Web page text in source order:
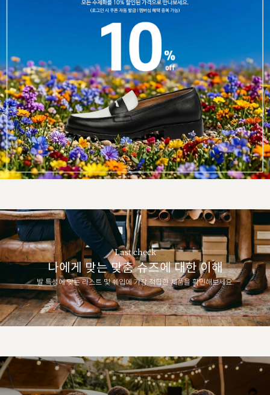
Last check
나에게 맞는 맞춤 슈즈에 대한 이해
발 특성에 맞는 라스트 및 쉐입에 가장 적합한 제품을 확인해보세요.